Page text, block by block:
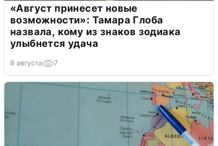
«Август принесет новые
возможности»: Тамара Глоба
назвала, кому из знаков зодиака
улыбнется удача
8 августа 7